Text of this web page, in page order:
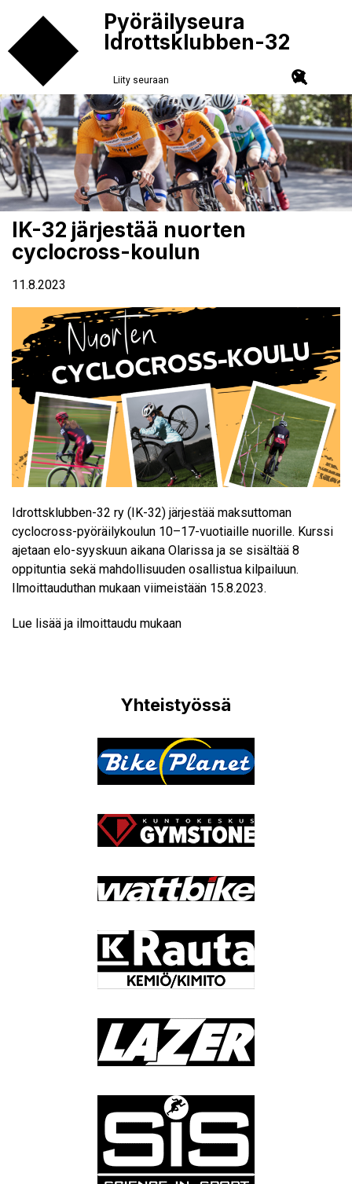
Pyöräilyseura
Idrottsklubben-32
Liity seuraan
IK-32 järjestää nuorten
cyclocross-koulun
11.8.2023
Idrottsklubben-32 ry (IK-32) järjestää maksuttoman
cyclocross-pyöräilykoulun 10–17-vuotiaille nuorille. Kurssi
ajetaan elo-syyskuun aikana Olarissa ja se sisältää 8
oppituntia sekä mahdollisuuden osallistua kilpailuun.
Ilmoittauduthan mukaan viimeistään 15.8.2023.
Lue lisää ja ilmoittaudu mukaan
Yhteistyössä